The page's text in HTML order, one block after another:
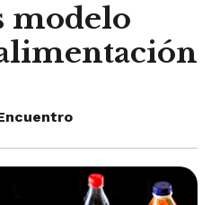
modelo